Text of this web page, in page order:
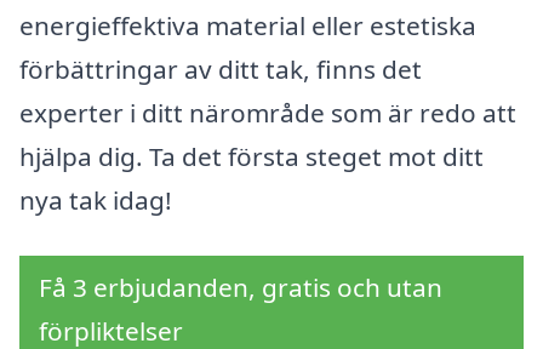
energieffektiva material eller estetiska
förbättringar av ditt tak, finns det
experter i ditt närområde som är redo att
hjälpa dig. Ta det första steget mot ditt
nya tak idag!
Få 3 erbjudanden, gratis och utan
förpliktelser